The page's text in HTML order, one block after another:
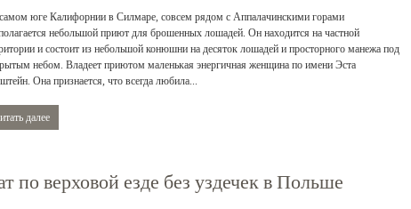
юге Калифорнии в Силмаре, совсем рядом с Аппалачинскими горами
небольшой приют для брошенных лошадей. Он находится на частной
и состоит из небольшой конюшни на десяток лошадей и просторного манежа под
небом. Владеет приютом маленькая энергичная женщина по имени Эста
Она признается, что всегда любила...
далее
верховой езде без уздечек в Польше